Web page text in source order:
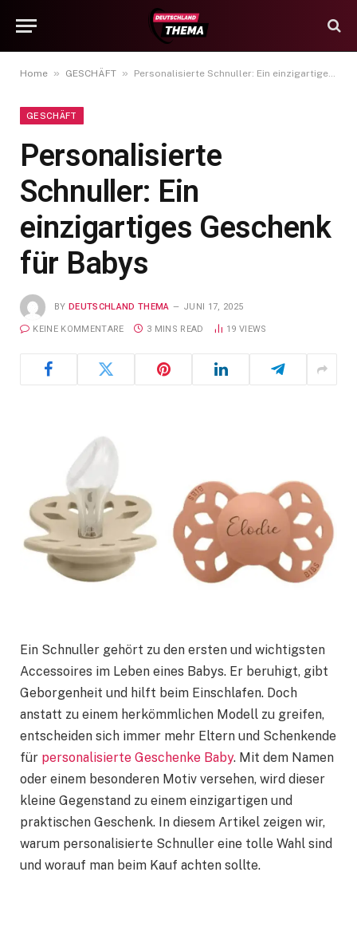
Home » GESCHÄFT » Personalisierte Schnuller: Ein einzigartiges Geschenk für Babys
GESCHÄFT
Personalisierte
Schnuller: Ein
einzigartiges Geschenk
für Babys
BY DEUTSCHLAND THEMA JUNI 17, 2025
KEINE KOMMENTARE 3 MINS READ 19 VIEWS
Ein Schnuller gehört zu den ersten und wichtigsten
Accessoires im Leben eines Babys. Er beruhigt, gibt
Geborgenheit und hilft beim Einschlafen. Doch
anstatt zu einem herkömmlichen Modell zu greifen,
entscheiden sich immer mehr Eltern und Schenkende
für personalisierte Geschenke Baby. Mit dem Namen
oder einem besonderen Motiv versehen, wird dieser
kleine Gegenstand zu einem einzigartigen und
praktischen Geschenk. In diesem Artikel zeigen wir,
warum personalisierte Schnuller eine tolle Wahl sind
und worauf man beim Kauf achten sollte.